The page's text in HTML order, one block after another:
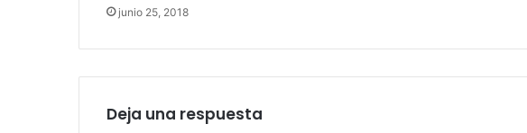
junio 25, 2018
Deja una respuesta